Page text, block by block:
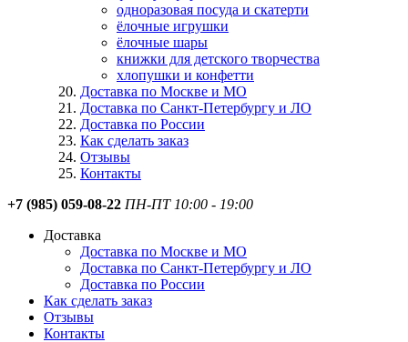
одноразовая посуда и скатерти
ёлочные игрушки
ёлочные шары
книжки для детского творчества
хлопушки и конфетти
Доставка по Москве и МО
Доставка по Санкт-Петербургу и ЛО
Доставка по России
Как сделать заказ
Отзывы
Контакты
+7 (985) 059-08-22 ПН-ПТ 10:00 - 19:00
Доставка
Доставка по Москве и МО
Доставка по Санкт-Петербургу и ЛО
Доставка по России
Как сделать заказ
Отзывы
Контакты